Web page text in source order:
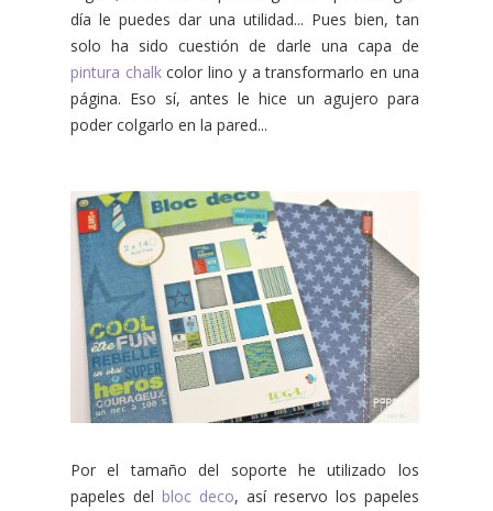
día le puedes dar una utilidad... Pues bien, tan
solo ha sido cuestión de darle una capa de
pintura chalkcolor lino y a transformarlo en una
página. Eso sí, antes le hice un agujero para
poder colgarlo en la pared...
Por el tamaño del soporte he utilizado los
papeles del bloc deco, así reservo los papeles